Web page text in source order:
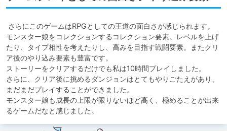
モンスター娘をコレクションするコレクション要素。レベルを上げ
たり、タイプ相性を考えたりし、高みを目指す戦闘要素。またクリ
ア後のやり込み要素も豊富です。
ストーリーをクリアするだけでも私は10時間プレイしました。
さらに、クリア後に挑めるダンジョンはとてもやりごたえがあり、
まだまだプレイすることができました。
モンスター娘も成長の上限が限りないほど高く、極めることが出来
るゲームだなと感じました。